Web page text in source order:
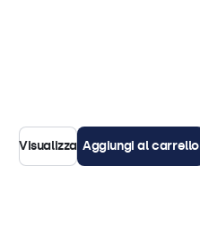
Visualizza Aggiungi al carrello